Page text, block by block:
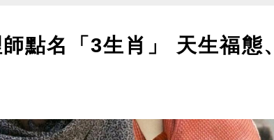
點名「3生肖」 天生福態、